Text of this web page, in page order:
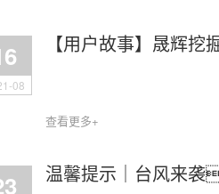
08
【用户故事】晟辉
查看更多+
温馨提示｜台风来